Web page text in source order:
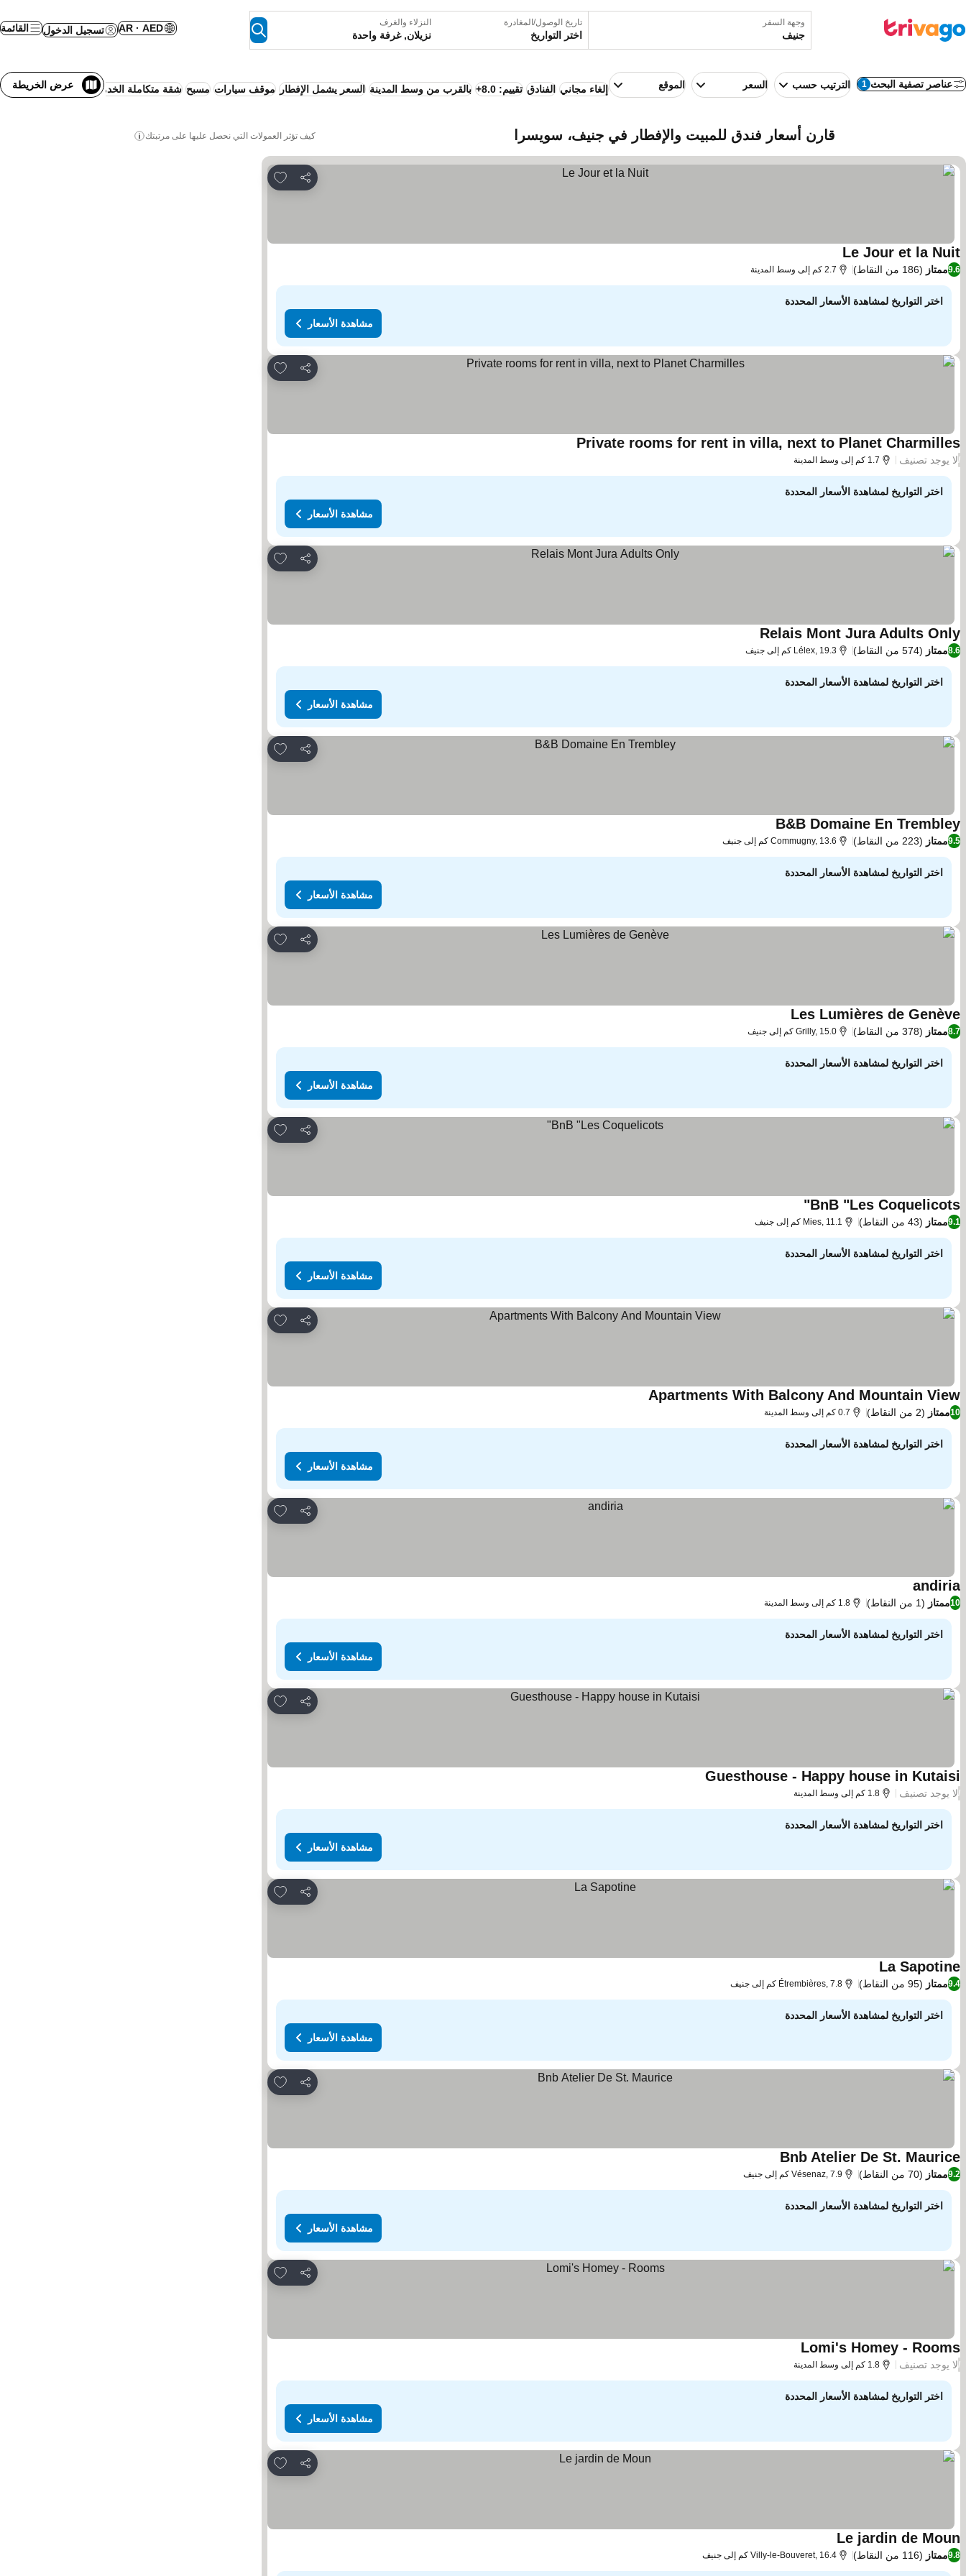
وجهة السفر تاريخ الوصول/المغادرة
اختر التواريخ
النزلاء والغرف
نزيلان, غرفة واحدة
AR · AED تسجيل الدخول القائمة
عناصر تصفية البحث 1 الترتيب حسب السعر الموقع إلغاء مجاني الفنادق تقييم: 8.0+ بالقرب من وسط المدينة السعر يشمل الإفطار موقف سيارات مسبح شقة متكاملة الخدمات تكييف واي فاي لاعرض الخريطة
قارن أسعار فندق للمبيت والإفطار في جنيف، سويسرا كيف تؤثر العمولات التي نحصل عليها على مرتبتك
مشاركة
Add to favorites
Le Jour et la Nuit
9.6ممتاز (186 من النقاط) 2.7 كم إلى وسط المدينة
اختر التواريخ لمشاهدة الأسعار المحددة
مشاهدة الأسعار
مشاركة
Add to favorites
Private rooms for rent in villa, next to Planet Charmilles
/لا يوجد تصنيف 1.7 كم إلى وسط المدينة
اختر التواريخ لمشاهدة الأسعار المحددة
مشاهدة الأسعار
مشاركة
Add to favorites
Relais Mont Jura Adults Only
8.6ممتاز (574 من النقاط) Lélex, 19.3 كم إلى جنيف
اختر التواريخ لمشاهدة الأسعار المحددة
مشاهدة الأسعار
مشاركة
Add to favorites
B&B Domaine En Trembley
9.5ممتاز (223 من النقاط) Commugny, 13.6 كم إلى جنيف
اختر التواريخ لمشاهدة الأسعار المحددة
مشاهدة الأسعار
مشاركة
Add to favorites
Les Lumières de Genève
8.7ممتاز (378 من النقاط) Grilly, 15.0 كم إلى جنيف
اختر التواريخ لمشاهدة الأسعار المحددة
مشاهدة الأسعار
مشاركة
Add to favorites
BnB "Les Coquelicots"
9.1ممتاز (43 من النقاط) Mies, 11.1 كم إلى جنيف
اختر التواريخ لمشاهدة الأسعار المحددة
مشاهدة الأسعار
مشاركة
Add to favorites
Apartments With Balcony And Mountain View
10ممتاز (2 من النقاط) 0.7 كم إلى وسط المدينة
اختر التواريخ لمشاهدة الأسعار المحددة
مشاهدة الأسعار
مشاركة
Add to favorites
andiria
10ممتاز (1 من النقاط) 1.8 كم إلى وسط المدينة
اختر التواريخ لمشاهدة الأسعار المحددة
مشاهدة الأسعار
مشاركة
Add to favorites
Guesthouse - Happy house in Kutaisi
/لا يوجد تصنيف 1.8 كم إلى وسط المدينة
اختر التواريخ لمشاهدة الأسعار المحددة
مشاهدة الأسعار
مشاركة
Add to favorites
La Sapotine
9.4ممتاز (95 من النقاط) Étrembières, 7.8 كم إلى جنيف
اختر التواريخ لمشاهدة الأسعار المحددة
مشاهدة الأسعار
مشاركة
Add to favorites
Bnb Atelier De St. Maurice
9.2ممتاز (70 من النقاط) Vésenaz, 7.9 كم إلى جنيف
اختر التواريخ لمشاهدة الأسعار المحددة
مشاهدة الأسعار
مشاركة
Add to favorites
Lomi's Homey - Rooms
/لا يوجد تصنيف 1.8 كم إلى وسط المدينة
اختر التواريخ لمشاهدة الأسعار المحددة
مشاهدة الأسعار
مشاركة
Add to favorites
Le jardin de Moun
9.8ممتاز (116 من النقاط) Villy-le-Bouveret, 16.4 كم إلى جنيف